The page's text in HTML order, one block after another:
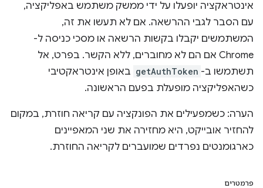
אינטראקציה יופעלו על ידי ממשק משתמש באפליקציה,
עם הסבר לגבי ההרשאה. אם לא תעשו את זה,
המשתמשים יקבלו בקשות הרשאה או מסכי כניסה ל-
Chrome אם הם לא מחוברים, ללא הקשר. בפרט, אל
תשתמשו ב- getAuthToken באופן אינטראקטיבי
כשהאפליקציה מופעלת בפעם הראשונה.
הערה: כשמפעילים את הפונקציה עם קריאה חוזרת, במקום
להחזיר אובייקט, היא מחזירה את שני המאפיינים
כארגומנטים נפרדים שמועברים לקריאה החוזרת.
פרמטרים